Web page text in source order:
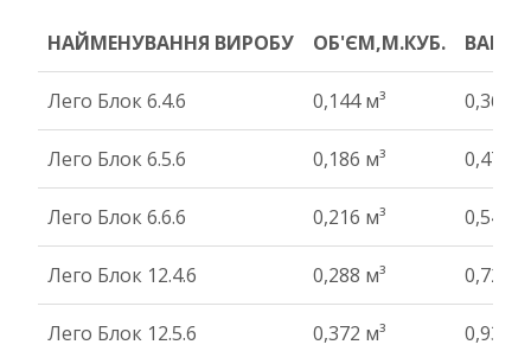
НАЙМЕНУВАННЯ ВИРОБУ ОБ'ЄМ,М.КУБ.
ВАГА
НАЙМЕНУВАННЯ ВИРОБУ
ОБ'ЄМ,М.КУБ. ВАГА
Лего Блок 6.4.6 0,144 м³ 0,36 т
Лего Блок 6.5.6 0,186 м³ 0,47 т
Лего Блок 6.6.6 0,216 м³ 0,54 т
Лего Блок 12.4.6 0,288 м³ 0,72 т
Лего Блок 12.5.6 0,372 м³ 0,93 т